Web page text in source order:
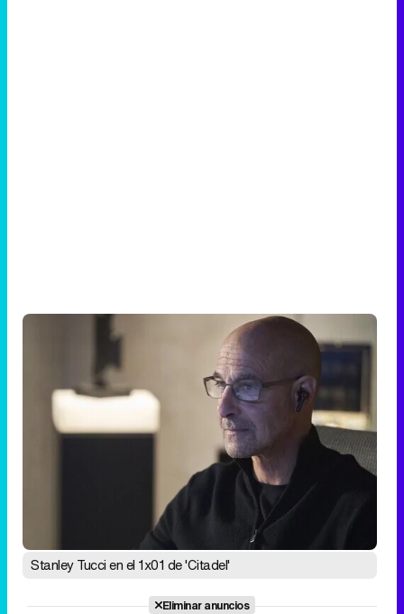
Stanley Tucci en el 1x01 de 'Citadel'
Eliminar anuncios